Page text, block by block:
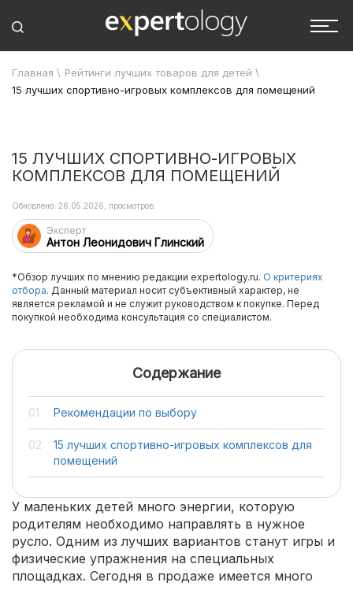
Главная \ Рейтинги лучших товаров для детей \
15 лучших спортивно-игровых комплексов для помещений
15 ЛУЧШИХ СПОРТИВНО-ИГРОВЫХ
КОМПЛЕКСОВ ДЛЯ ПОМЕЩЕНИЙ
Эксперт
Антон Леонидович Глинский
Обновлено: 26.05.2026, просмотров:
*Обзор лучших по мнению редакции expertology.ru. О критериях
отбора. Данный материал носит субъективный характер, не
является рекламой и не служит руководством к покупке. Перед
покупкой необходима консультация со специалистом.
Содержание
Рекомендации по выбору
15 лучших спортивно-игровых комплексов для
помещений
У маленьких детей много энергии, которую
родителям необходимо направлять в нужное
русло. Одним из лучших вариантов станут игры и
физические упражнения на специальных
площадках. Сегодня в продаже имеется много